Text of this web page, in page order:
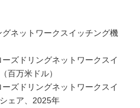
グネットワークスイッチング機
ズドリングネットワークスイ
百万米ドル）
ズドリングネットワークスイ
ェア、2025年